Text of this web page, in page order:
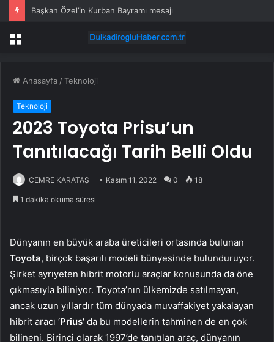
Başkan Özel’in Kurban Bayramı mesajı
Menü
Anasayfa /Teknoloji
Teknoloji
2023 Toyota Prisu’un
Tanıtılacağı Tarih Belli Oldu
CEMRE KARATAŞ Kasım 11, 2022 0 18
1 dakika okuma süresi
Dünyanın en büyük araba üreticileri ortasında bulunan
Toyota, birçok başarılı modeli bünyesinde bulunduruyor.
Şirket ayrıyeten hibrit motorlu araçlar konusunda da öne
çıkmasıyla biliniyor. Toyota’nın ülkemizde satılmayan,
ancak uzun yıllardır tüm dünyada muvaffakiyet yakalayan
hibrit aracı ‘Prius’ da bu modellerin tahminen de en çok
bilineni. Birinci olarak 1997’de tanıtılan araç, dünyanın